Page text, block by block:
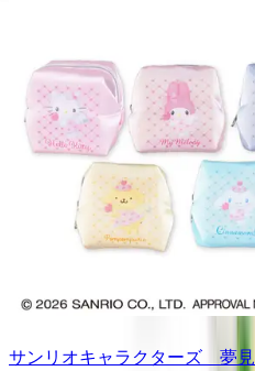
サンリオキャラクターズ 夢